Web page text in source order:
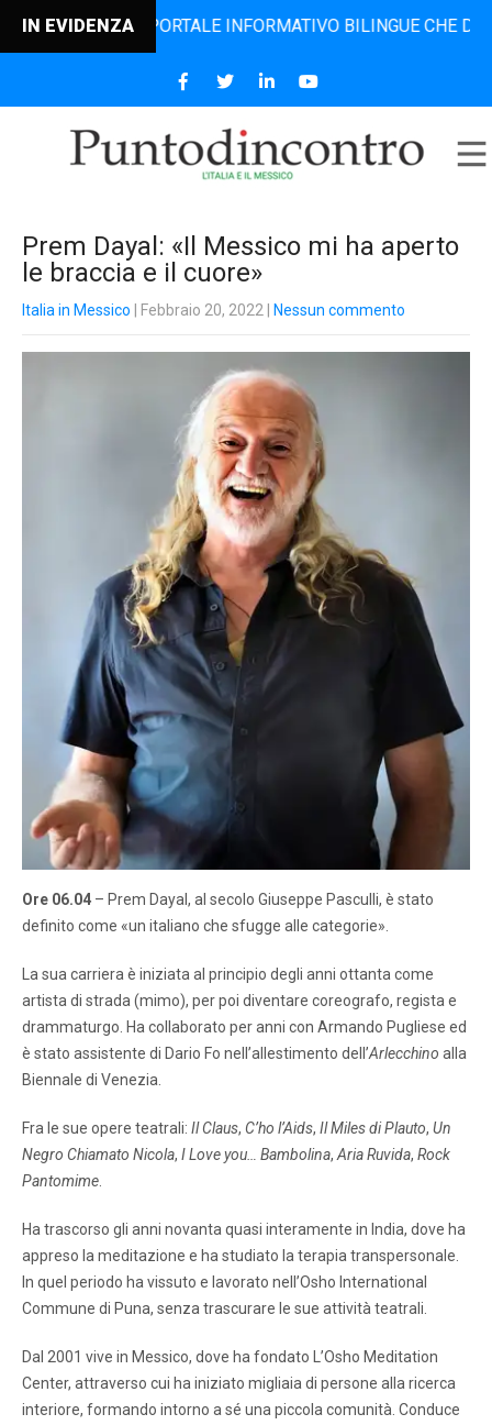
IN EVIDENZAIL PORTALE INFORMATIVO BILINGUE CHE DAL
Prem Dayal: «Il Messico mi ha aperto
le braccia e il cuore»
Italia in Messico | Febbraio 20, 2022 Nessun commento
Ore 06.04 – Prem Dayal, al secolo Giuseppe Pasculli, è stato
definito come «un italiano che sfugge alle categorie».
La sua carriera è iniziata al principio degli anni ottanta come
artista di strada (mimo), per poi diventare coreografo, regista e
drammaturgo. Ha collaborato per anni con Armando Pugliese ed
è stato assistente di Dario Fo nell’allestimento dell’Arlecchino alla
Biennale di Venezia.
Fra le sue opere teatrali: Il Claus, C’ho l’Aids, Il Miles di Plauto, Un
Negro Chiamato Nicola, I Love you… Bambolina, Aria Ruvida, Rock
Pantomime
Ha trascorso gli anni novanta quasi interamente in India, dove ha
appreso la meditazione e ha studiato la terapia transpersonale.
In quel periodo ha vissuto e lavorato nell’Osho International
Commune di Puna, senza trascurare le sue attività teatrali.
Dal 2001 vive in Messico, dove ha fondato L’Osho Meditation
Center, attraverso cui ha iniziato migliaia di persone alla ricerca
interiore, formando intorno a sé una piccola comunità. Conduce